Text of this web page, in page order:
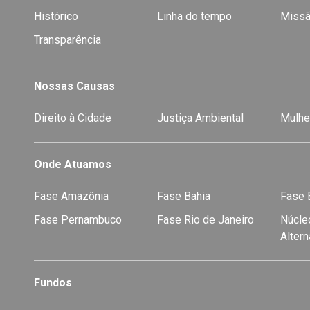
Histórico Linha do tempo
Transparência
Nossas Causas
Direito à Cidade Justiça Ambiental
Onde Atuamos
Fase Amazônia Fase Bahia
Fase
Fase Pernambuco
Fase Rio de Janeiro
Fundos